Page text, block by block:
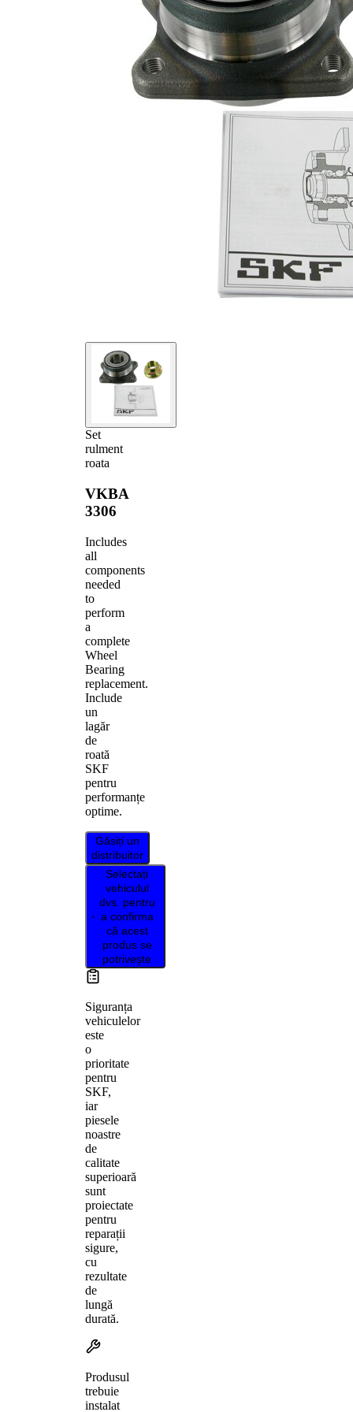
Set
rulment
roata
VKBA
3306
Includes
all
components
needed
to
perform
a
complete
Wheel
Bearing
replacement.
Include
un
lagăr
de
roată
SKF
pentru
performanțe
optime.
Găsiți un
distribuitor
Selectați
vehiculul
dvs. pentru
a confirma
că acest
produs se
potrivește
Siguranța
vehiculelor
este
o
prioritate
pentru
SKF,
iar
piesele
noastre
de
calitate
superioară
sunt
proiectate
pentru
reparații
sigure,
cu
rezultate
de
lungă
durată.
Produsul
trebuie
instalat